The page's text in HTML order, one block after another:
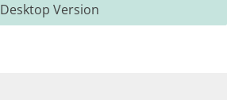
Desktop Version